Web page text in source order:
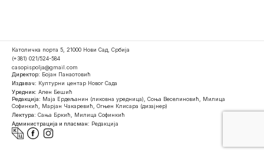
Католичка порта 5, 21000 Нови Сад, Србија
(+381) 021/524-584
casopispolja@gmail.com
Директор: Бојан Панаотовић
Издавач: Културни центар Новог Сада
Уредник: Ален Бешић
Редакција: Маја Ердељанин (ликовна уредница), Соња Веселиновић, Милица
Софинкић, Марјан Чакаревић, Огњен Клисара (дизајнер)
Лектура: Сања Бркић, Милица Софинкић
Администрација и пласман: Редакција